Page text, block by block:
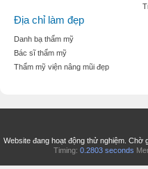
Địa chỉ làm đẹp
Danh bạ thẩm mỹ
Bác sĩ thẩm mỹ
Thẩm mỹ viện nâng mũi đẹp
Website đang hoạt động thử nghiệm. Chờ
Timing: 0.2803 seconds